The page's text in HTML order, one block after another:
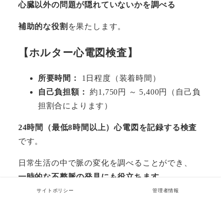
心臓以外の問題が隠れていないかを調べる
補助的な役割 を果たします。
【ホルター心電図検査】
所要時間：
1日程度（装着時間）
自己負担額：
約1,750円 ～ 5,400円（自己負
担割合によります）
24時間（最低8時間以上）心電図を記録する検査
です。
日常生活の中で脈の変化を調べることができ、
一時的な不整脈の発見にも役立ちます
サイトポリシー 管理者情報